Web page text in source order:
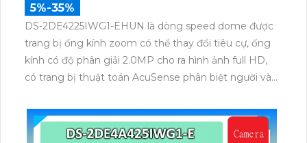
5%-35%
DS-2DE4225IWG1-EHUN là dòng speed dome được
trang bị ống kính zoom có thể thay đổi tiêu cự, ống
kính có độ phân giải 2.0MP cho ra hình ảnh full HD,
có trang bị thuật toán AcuSense phân biệt người và
chiều, nhìn ban đêm bằng hồng ngoại 100m.